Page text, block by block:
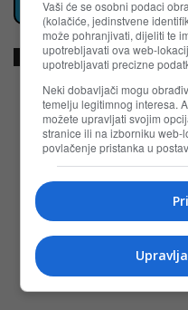
TAGOVI bih bosna i
Vaši će se osobni podaci
(kolačiće, jedinstvene
može pohranjivati, dijeliti te
upotrebljavati ova web-
upotrebljavati precizne
Neki dobavljači mogu
temelju legitimnog interesa.
možete upravljati svojim
stranice ili na izborniku
povlačenje pristanka u